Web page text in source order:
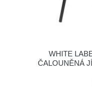
WHITE
ČALOUNĚNÁ